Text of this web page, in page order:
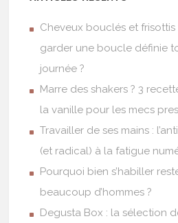
Cheveux bouclés et
garder une boucle définie
journée ?
Marre des shakers ? 3
la vanille pour les mecs
Travailler de ses mains :
(et radical) à la fatigue
Pourquoi bien s’habiller
beaucoup d’hommes ?
Degusta Box : la sélection